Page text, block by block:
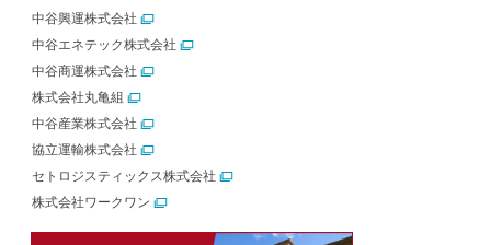
中谷興運株式会社
中谷エネテック株式会社
中谷商運株式会社
株式会社丸亀組
中谷産業株式会社
協立運輸株式会社
セトロジスティックス株式会社
株式会社ワークワン